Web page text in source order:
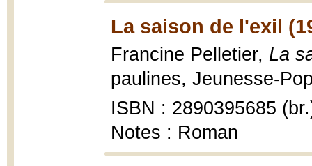
La saison de l'exil
Francine Pelletier, La
paulines, Jeunesse-
ISBN : 2890395685
Notes : Roman